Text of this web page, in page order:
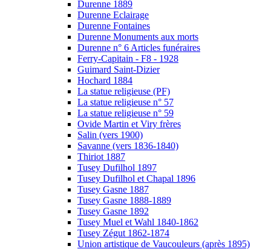
Durenne 1889
Durenne Eclairage
Durenne Fontaines
Durenne Monuments aux morts
Durenne n° 6 Articles funéraires
Ferry-Capitain - F8 - 1928
Guimard Saint-Dizier
Hochard 1884
La statue religieuse (PF)
La statue religieuse n° 57
La statue religieuse n° 59
Ovide Martin et Viry frères
Salin (vers 1900)
Savanne (vers 1836-1840)
Thiriot 1887
Tusey Dufilhol 1897
Tusey Dufilhol et Chapal 1896
Tusey Gasne 1887
Tusey Gasne 1888-1889
Tusey Gasne 1892
Tusey Muel et Wahl 1840-1862
Tusey Zégut 1862-1874
Union artistique de Vaucouleurs (après 1895)